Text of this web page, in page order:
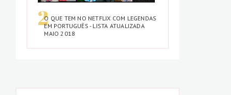
O QUE TEM NO NETFLIX COM LEGENDAS
EM PORTUGUÊS - LISTA ATUALIZADA
MAIO 2018